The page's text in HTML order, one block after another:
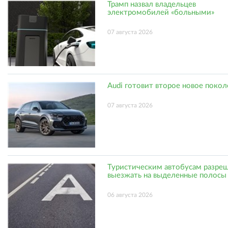
Трамп назвал владельцев
электромобилей «больными»
07 августа 2026
Audi готовит второе новое
07 августа 2026
Туристическим автобусам
выезжать на выделенные полосы
06 августа 2026